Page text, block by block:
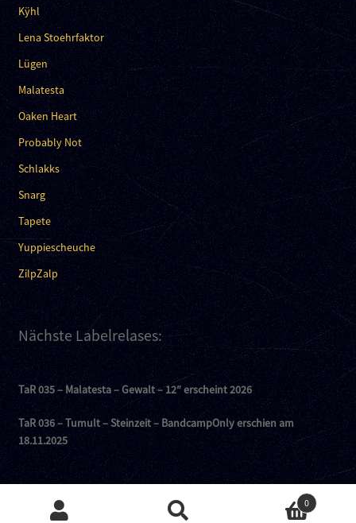
Kÿhl
Lena Stoehrfaktor
Lügen
Malatesta
Oaken Heart
Probably Not
Schlakks
Snarg
Tapete
Yuppiescheuche
ZilpZalp
Nächste Labelrelases:
TaR 035 – Malatesta – Gewalt – 12″ erscheint 2026
TaR 036 – Tumult – Steinzeit – BandcampOnly erschien am
18.11.2025
0